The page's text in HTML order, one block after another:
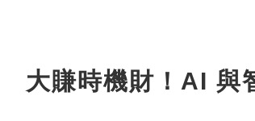
大賺時機財！AI